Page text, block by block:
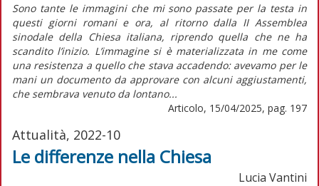
Sono tante le immagini che mi sono passate per la testa in
questi giorni romani e ora, al ritorno dalla II Assemblea
sinodale della Chiesa italiana, riprendo quella che ne ha
scandito l’inizio. L’immagine si è materializzata in me come
una resistenza a quello che stava accadendo: avevamo per le
mani un documento da approvare con alcuni aggiustamenti,
che sembrava venuto da lontano...
Articolo, 15/04/2025, pag. 197
Attualità, 2022-10
Le differenze nella Chiesa
Lucia Vantini